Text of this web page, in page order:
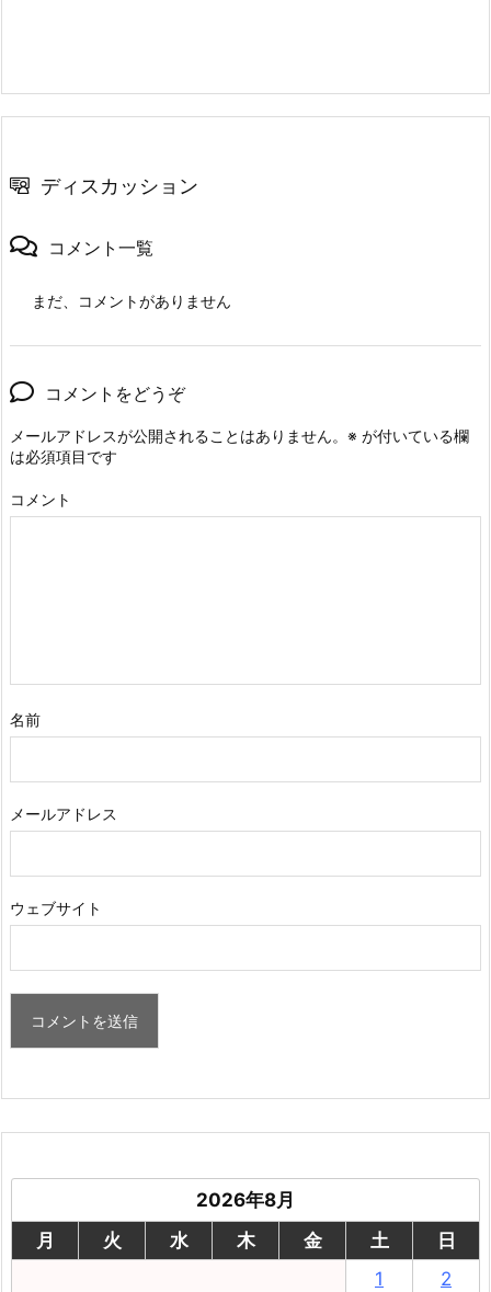
ディスカッション
コメント一覧
まだ、コメントがありません
コメントをどうぞ
メールアドレスが公開されることはありません。 ※ が付いている欄
は必須項目です
コメント
名前
メールアドレス
ウェブサイト
2026年8月
月
火 水 木 金 土
日
1
2